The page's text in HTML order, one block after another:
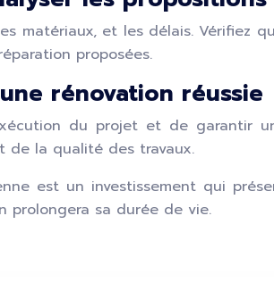
matériaux, et les délais. Vérifiez
proposées.
rénovation réussie
du projet et de garantir
de la qualité des travaux.
est un investissement qui
prolongera sa durée de vie.